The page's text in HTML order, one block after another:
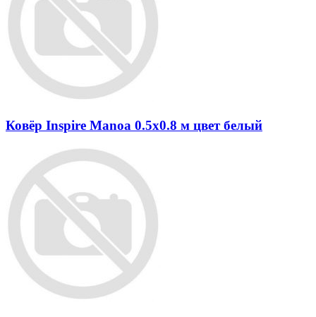
Ковёр Inspire Manoa 0.5х0.8 м цвет белый